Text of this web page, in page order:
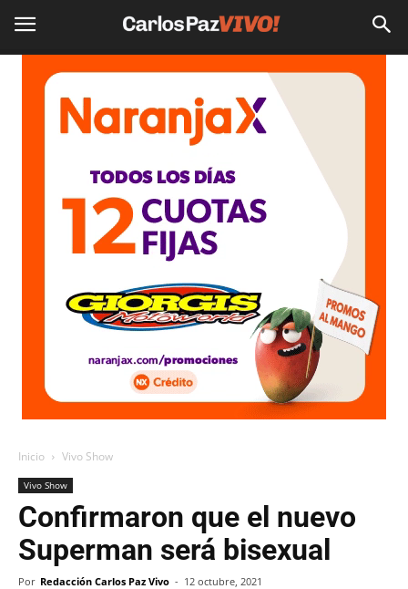
Inicio Vivo Show
Vivo Show
Confirmaron que el nuevo
Superman será bisexual
Por Redacción Carlos Paz Vivo - 12 octubre, 2021